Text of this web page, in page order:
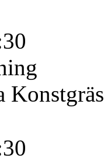
Konstgräs